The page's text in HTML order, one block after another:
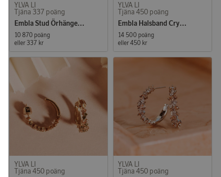
YLVA LI
Tjäna 337 poäng
Embla Stud Örhängen Crystal Gold
10 870 poäng
eller 337 kr
YLVA LI
Tjäna 450 poäng
Embla Halsband Crystal Gold
14 500 poäng
eller 450 kr
YLVA LI
Tjäna 450 poäng
YLVA LI
Tjäna 450 poäng